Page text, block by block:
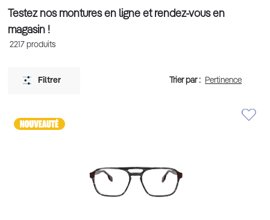
Testez nos montures en ligne et rendez-vous en
magasin !
2217 produits
Filtrer Trier par :